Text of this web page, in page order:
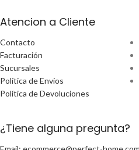
Atencion a Cliente
Contacto
Facturación
Sucursales
Política de Envíos
Política de Devoluciones
¿Tiene alguna pregunta?